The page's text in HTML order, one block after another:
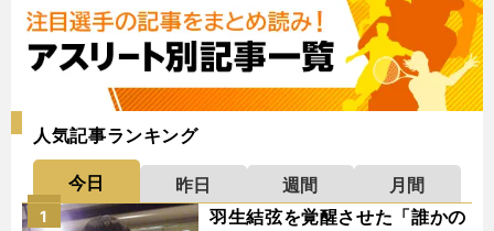
人気記事ランキング
今日 昨日 週間
月間
羽生結弦を覚醒させた「誰かの
1